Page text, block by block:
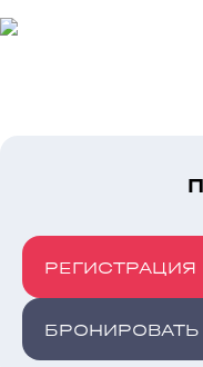
РЕГИСТРАЦИЯ
БРОНИРОВАТЬ